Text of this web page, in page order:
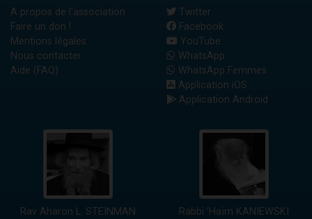
A propos de l'association
Faire un don !
Mentions légales
Nous contacter
Aide (FAQ)
Twitter
Facebook
YouTube
WhatsApp
WhatsApp Femmes
Application iOS
Application Android
Rav Aharon L. STEINMAN Rabbi 'Haïm KANIEWSKI